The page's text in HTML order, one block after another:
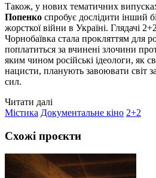
Також, у нових тематичних
Попенко спробує дослідити інший
жорсткої війни в Україні. Глядачі
Чорнобаївка стала прокляттям для
поплатиться за вчинені злочини
яким чином російські ідеологи, як
нацисти, планують завоювати світ
сил.
Читати далі
Містика Документальне кіно 2+2
Схожі проєкти